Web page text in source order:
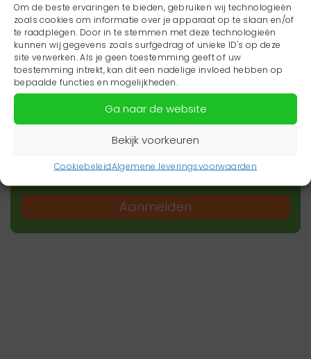
Om de beste ervaringen te bieden, gebruiken wij technologieën
zoals cookies om informatie over je apparaat op te slaan en/of
te raadplegen. Door in te stemmen met deze technologieën
kunnen wij gegevens zoals surfgedrag of unieke ID's op deze
site verwerken. Als je geen toestemming geeft of uw
toestemming intrekt, kan dit een nadelige invloed hebben op
bepaalde functies en mogelijkheden.
Ga naar de website
Bekijk voorkeuren
CookiebeleidAlgemene leveringsvoorwaarden
Wil je niets missen?
Wil je op de hoogte blijven van het laatste
zorgnieuws in jouw regio? Schrijf je dan in voor
onze nieuwsbrief.
Aanmelden